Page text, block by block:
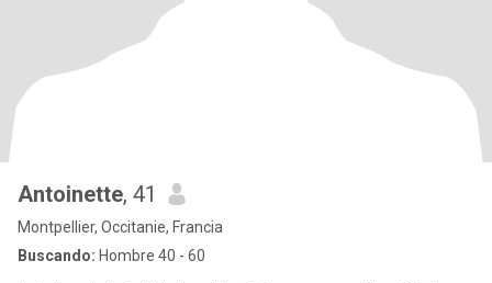
Antoinette, 41
Montpellier, Occitanie, Francia
Buscando: Hombre 40 - 60